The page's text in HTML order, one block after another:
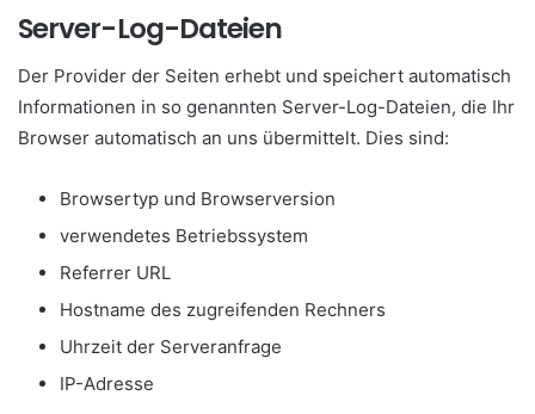
Server-Log-Dateien
Der Provider der Seiten erhebt und speichert automatisch
Informationen in so genannten Server-Log-Dateien, die Ihr
Browser automatisch an uns übermittelt. Dies sind:
Browsertyp und Browserversion
verwendetes Betriebssystem
Referrer URL
Hostname des zugreifenden Rechners
Uhrzeit der Serveranfrage
IP-Adresse